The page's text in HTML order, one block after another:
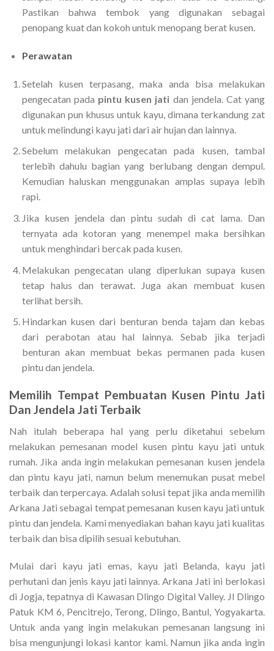
Pastikan bahwa tembok yang digunakan sebagai
penopang kuat dan kokoh untuk menopang berat kusen.
Perawatan
Setelah kusen terpasang, maka anda bisa melakukan
pengecatan pada pintu kusen jati dan jendela. Cat yang
digunakan pun khusus untuk kayu, dimana terkandung zat
untuk melindungi kayu jati dari air hujan dan lainnya.
Sebelum melakukan pengecatan pada kusen, tambal
terlebih dahulu bagian yang berlubang dengan dempul.
Kemudian haluskan menggunakan amplas supaya lebih
rapi.
Jika kusen jendela dan pintu sudah di cat lama. Dan
ternyata ada kotoran yang menempel maka bersihkan
untuk menghindari bercak pada kusen.
Melakukan pengecatan ulang diperlukan supaya kusen
tetap halus dan terawat. Juga akan membuat kusen
terlihat bersih.
Hindarkan kusen dari benturan benda tajam dan kebas
dari perabotan atau hal lainnya. Sebab jika terjadi
benturan akan membuat bekas permanen pada kusen
pintu dan jendela.
Memilih Tempat Pembuatan Kusen Pintu Jati
Dan Jendela Jati Terbaik
Nah itulah beberapa hal yang perlu diketahui sebelum
melakukan pemesanan model kusen pintu kayu jati untuk
rumah. Jika anda ingin melakukan pemesanan kusen jendela
dan pintu kayu jati, namun belum menemukan pusat mebel
terbaik dan terpercaya. Adalah solusi tepat jika anda memilih
Arkana Jati sebagai tempat pemesanan kusen kayu jati untuk
pintu dan jendela. Kami menyediakan bahan kayu jati kualitas
terbaik dan bisa dipilih sesuai kebutuhan.
Mulai dari kayu jati emas, kayu jati Belanda, kayu jati
perhutani dan jenis kayu jati lainnya. Arkana Jati ini berlokasi
di Jogja, tepatnya di Kawasan Dlingo Digital Valley. Jl Dlingo
Patuk KM 6, Pencitrejo, Terong, Dlingo, Bantul, Yogyakarta.
Untuk anda yang ingin melakukan pemesanan langsung ini
bisa mengunjungi lokasi kantor kami. Namun jika anda ingin